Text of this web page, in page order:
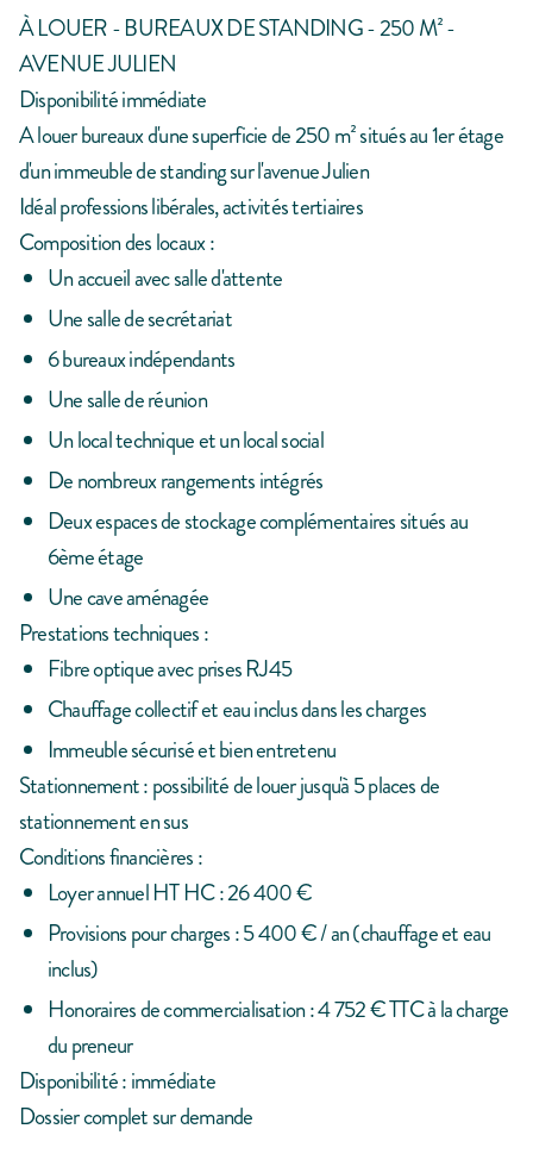
À LOUER - BUREAUX DE STANDING - 250 M² -
AVENUE JULIEN
Disponibilité immédiate
A louer bureaux d'une superficie de 250 m² situés au 1er étage
d'un immeuble de standing sur l'avenue Julien
Idéal professions libérales, activités tertiaires
Composition des locaux :
Un accueil avec salle d'attente
Une salle de secrétariat
6 bureaux indépendants
Une salle de réunion
Un local technique et un local social
De nombreux rangements intégrés
Deux espaces de stockage complémentaires situés au
6ème étage
Une cave aménagée
Prestations techniques :
Fibre optique avec prises RJ45
Chauffage collectif et eau inclus dans les charges
Immeuble sécurisé et bien entretenu
Stationnement : possibilité de louer jusqu'à 5 places de
stationnement en sus
Conditions financières :
Loyer annuel HT HC : 26 400 €
Provisions pour charges : 5 400 € / an (chauffage et eau
inclus)
Honoraires de commercialisation : 4 752 € TTC à la charge
du preneur
Disponibilité : immédiate
Dossier complet sur demande